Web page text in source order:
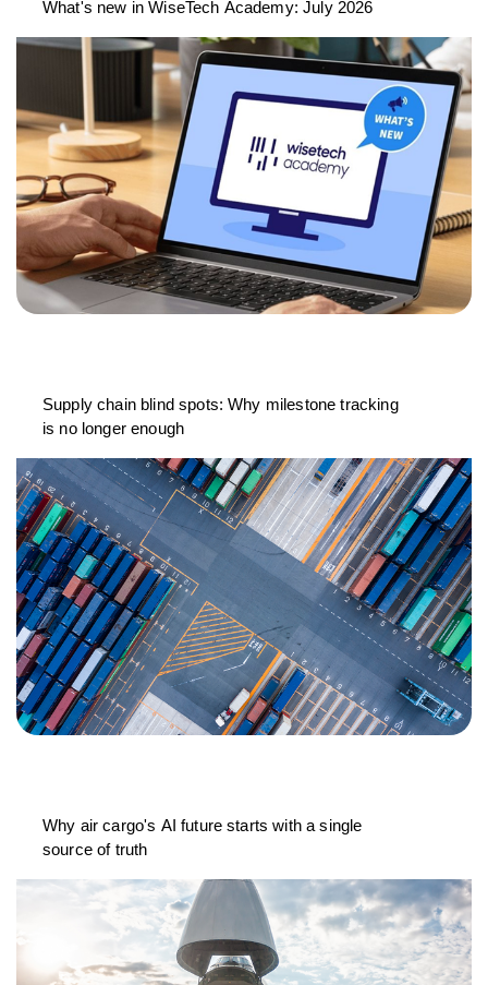
What's new in WiseTech Academy: July 2026
Supply chain blind spots: Why milestone tracking
is no longer enough
Why air cargo's AI future starts with a single
source of truth